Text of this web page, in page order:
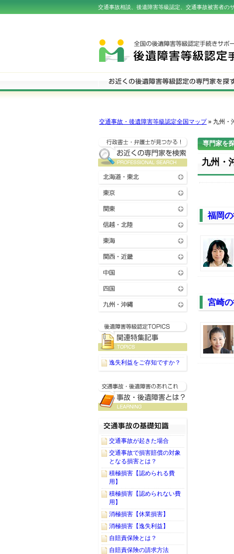
交通事故相談、後遺障害等級認定、交通事故被害者の
交通事故・後遺障害等級認定全国マップ» 九州・
専門家を
九州・
福岡
宮崎
逸失利益をご存知ですか？
交通事故が起きた場合
交通事故で損害賠償の対象
となる損害とは？
積極損害【認められる費
用】
積極損害【認められない費
用】
消極損害【休業損害】
消極損害【逸失利益】
自賠責保険とは？
自賠責保険の請求方法